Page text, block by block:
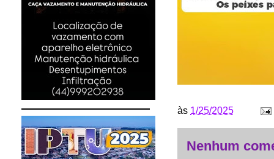
às 1/25/2025
Nenhum